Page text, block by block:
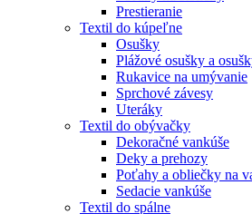
Prestieranie
Textil do kúpeľne
Osušky
Plážové osušky a
Rukavice na umývanie
Sprchové závesy
Uteráky
Textil do obývačky
Dekoračné vankúše
Deky a prehozy
Poťahy a obliečky na
Sedacie vankúše
Textil do spálne